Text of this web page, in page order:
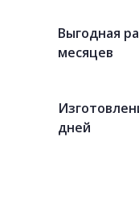
Выгодная
месяцев
дней